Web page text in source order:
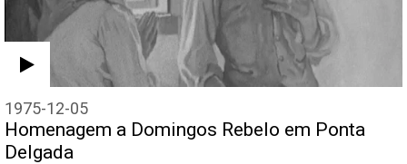
1975-12-05
Homenagem a Domingos Rebelo em Ponta
Delgada